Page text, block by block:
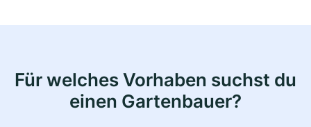
Für welches Vorhaben suchst du
einen Gartenbauer?